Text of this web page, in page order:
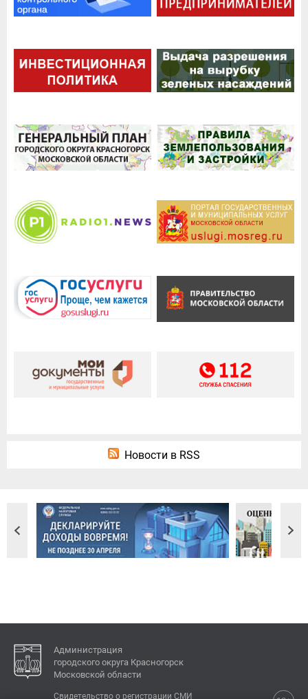
Новости в RSS
Администрация
городского округа Красногорск
Московской области
Свидетельство о регистрации СМИ